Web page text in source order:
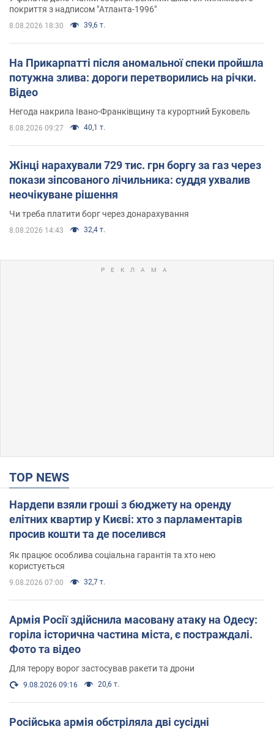
покриття з надписом "Атланта-1996"
8.08.2026 18:30 39,6 т.
На Прикарпатті після аномальної спеки пройшла
потужна злива: дороги перетворились на річки.
Відео
Негода накрила Івано-Франківщину та курортний Буковель
8.08.2026 09:27 40,1 т.
Жінці нарахували 729 тис. грн боргу за газ через
покази зіпсованого лічильника: суддя ухвалив
неочікуване рішення
Чи треба платити борг через донарахування
8.08.2026 14:43 32,4 т.
TOP NEWS
Нардепи взяли гроші з бюджету на оренду
елітних квартир у Києві: хто з парламентарів
просив кошти та де поселився
Як працює особлива соціальна гарантія та хто нею
користується
9.08.2026 07:00 32,7 т.
Армія Росії здійснила масовану атаку на Одесу:
горіла історична частина міста, є постраждалі.
Фото та відео
Для терору ворог застосував ракети та дрони
9.08.2026 09:16 20,6 т.
Російська армія обстріляла дві сусідні